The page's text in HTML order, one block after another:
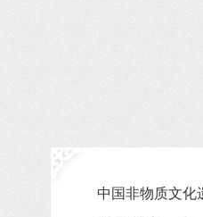
中国非物质文化